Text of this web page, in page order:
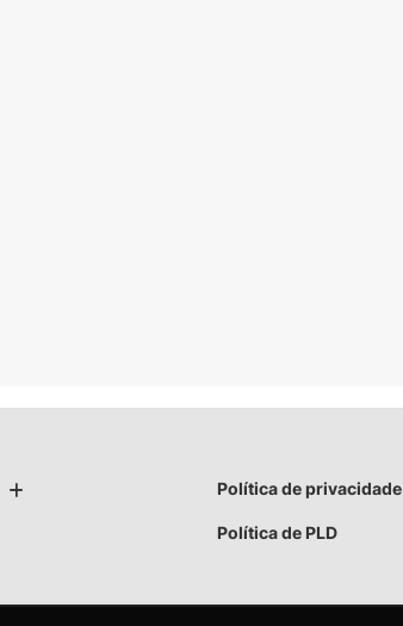
Política de privacidade
Política de PLD